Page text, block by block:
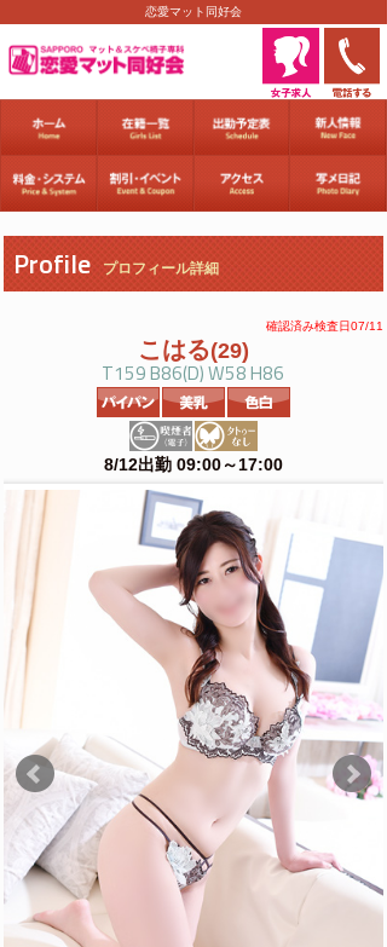
恋愛マット同好会
Profile プロフィール詳細
確認済み検査日07/11
こはる(29)
T159 B86(D) W58 H86
8/12出勤 09:00～17:00